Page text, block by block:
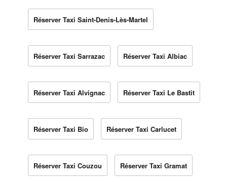
Réserver Taxi Saint-Denis-Lès-Martel
Réserver Taxi Sarrazac Réserver Taxi Albiac
Réserver Taxi Alvignac Réserver Taxi Le Bastit
Réserver Taxi Bio Réserver Taxi Carlucet
Réserver Taxi Couzou Réserver Taxi Gramat